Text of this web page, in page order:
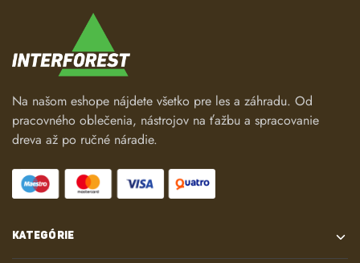
Na našom eshope nájdete všetko pre les a záhradu. Od
pracovného oblečenia, nástrojov na ťažbu a spracovanie
dreva až po ručné náradie.
KATEGÓRIE